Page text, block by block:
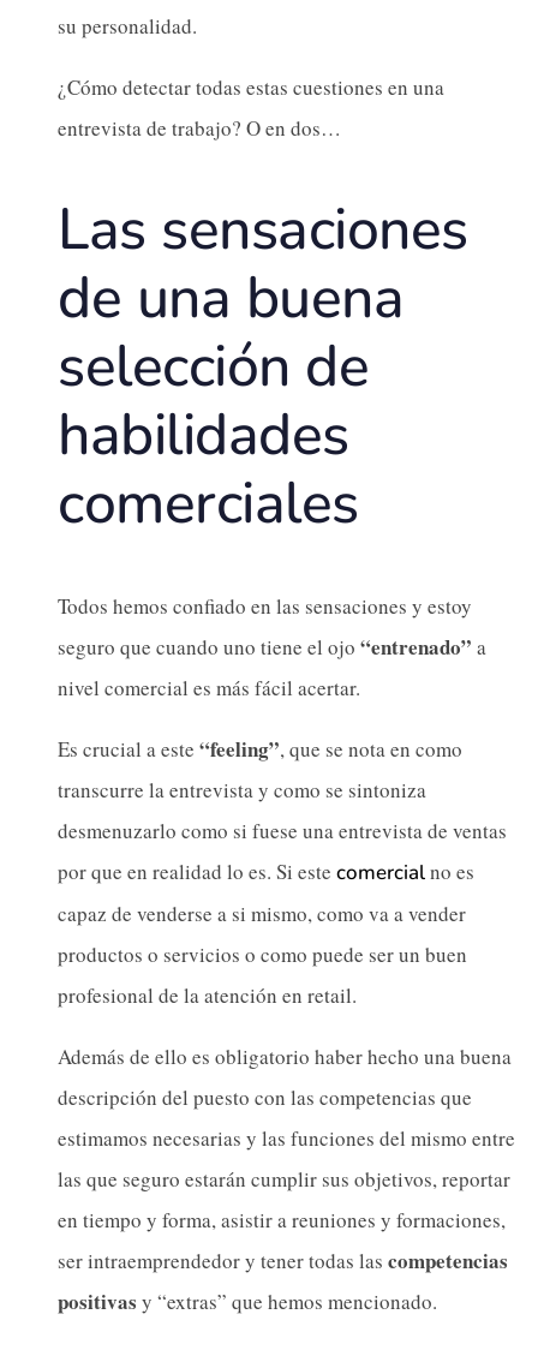
su personalidad.
¿Cómo detectar todas estas cuestiones en una
entrevista de trabajo? O en dos…
Las sensaciones
de una buena
selección de
habilidades
comerciales
Todos hemos confiado en las sensaciones y estoy
seguro que cuando uno tiene el ojo “entrenado” a
nivel comercial es más fácil acertar.
Es crucial a este “feeling”, que se nota en como
transcurre la entrevista y como se sintoniza
desmenuzarlo como si fuese una entrevista de ventas
por que en realidad lo es. Si este comercialno es
capaz de venderse a si mismo, como va a vender
productos o servicios o como puede ser un buen
profesional de la atención en retail.
Además de ello es obligatorio haber hecho una buena
descripción del puesto con las competencias que
estimamos necesarias y las funciones del mismo entre
las que seguro estarán cumplir sus objetivos, reportar
en tiempo y forma, asistir a reuniones y formaciones,
ser intraemprendedor y tener todas las competencias
positivas y “extras” que hemos mencionado.